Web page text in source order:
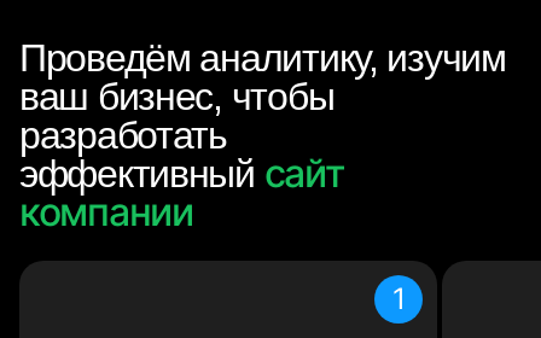
Проведём аналитику, изучим
ваш бизнес, чтобы
разработать
эффективный сайт
компании
1